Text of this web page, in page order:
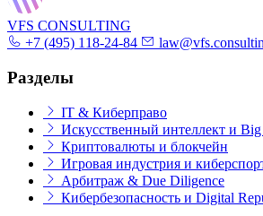
VFS CONSULTING
+7 (495) 118-24-84
Разделы
IT & Киберправо
Искусственный интеллект и
Криптовалюты и блокчейн
Игровая индустрия и
Арбитраж & Due Diligence
Кибербезопасность и Digital